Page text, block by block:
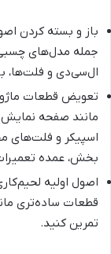
باز و بسته کردن
جمله مدل‌های
ال‌سی‌دی و فلت‌ها،
تعویض قطعات
اسپیکر و فلت‌های
بخش، عمده
اصول اولیه
قطعات ساده‌تری
تمرین کنید.